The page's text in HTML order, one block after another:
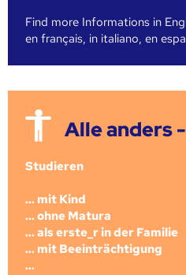
Find more Informations in
en français, in italiano, en
Alle anders
Studieren
... mit Kind
... ohne Matura
... als erste_r in der Familie
... mit Beeinträchtigung
...